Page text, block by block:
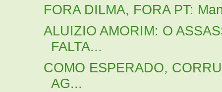
FORA DILMA, FORA PT:
ALUIZIO AMORIM: O
FALTA...
COMO ESPERADO,
AG...